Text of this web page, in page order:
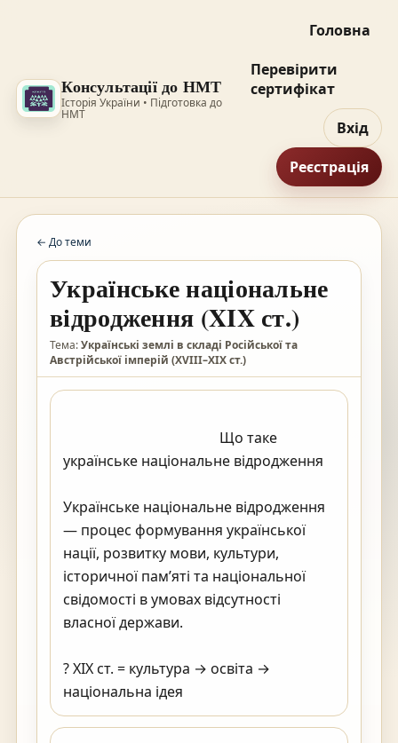
Консультації до НМТ
Історія України • Підготовка до
НМТ
Головна
Перевірити
сертифікат
Вхід
Реєстрація
← До теми
Українське національне
відродження (XIX ст.)
Тема:Українські землі в складі Російської та
Австрійської імперій (XVIII–XIX ст.)
українське національне відродження
Українське національне відродження
— процес формування української
нації, розвитку мови, культури,
історичної пам’яті та національної
свідомості в умовах відсутності
власної держави.
? XIX ст. = культура → освіта →
національна ідея